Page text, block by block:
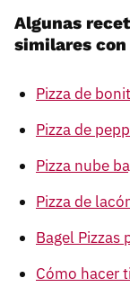
Algunas
similares
Pizza de
Pizza de
Pizza nube
Pizza de
Bagel Pizzas
Cómo hacer